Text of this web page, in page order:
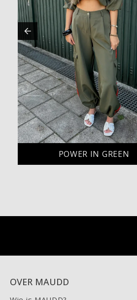
POWER IN GREEN
OVER MAUDD